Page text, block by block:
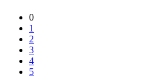
0
1
2
3
4
5